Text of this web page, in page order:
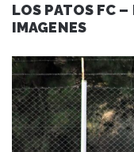
LOS PATOS FC –
IMAGENES